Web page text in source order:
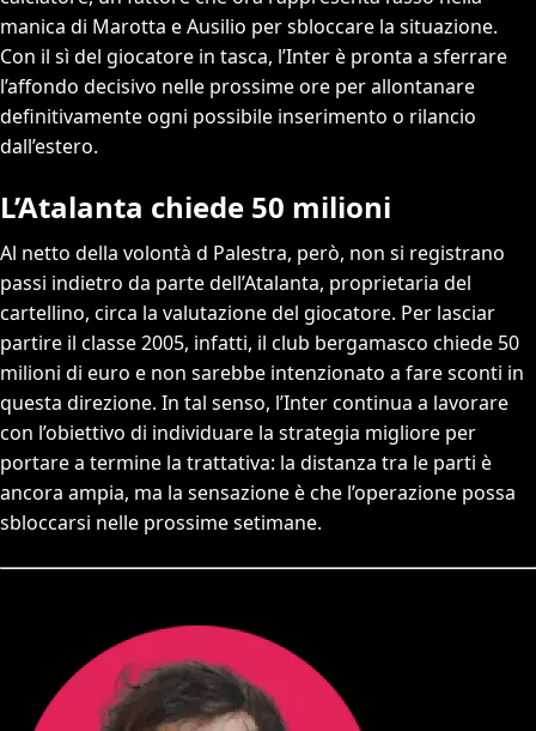
manica di Marotta e Ausilio per sbloccare la situazione.
Con il sì del giocatore in tasca, l’Inter è pronta a sferrare
l’affondo decisivo nelle prossime ore per allontanare
definitivamente ogni possibile inserimento o rilancio
dall’estero.
L’Atalanta chiede 50 milioni
Al netto della volontà d Palestra, però, non si registrano
passi indietro da parte dell’Atalanta, proprietaria del
cartellino, circa la valutazione del giocatore. Per lasciar
partire il classe 2005, infatti, il club bergamasco chiede 50
milioni di euro e non sarebbe intenzionato a fare sconti in
questa direzione. In tal senso, l’Inter continua a lavorare
con l’obiettivo di individuare la strategia migliore per
portare a termine la trattativa: la distanza tra le parti è
ancora ampia, ma la sensazione è che l’operazione possa
sbloccarsi nelle prossime setimane.